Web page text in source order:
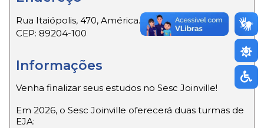
Rua Itaiópolis, 470, América.
CEP: 89204-100
Informações
Venha finalizar seus estudos no Sesc Joinville!
Em 2026, o Sesc Joinville oferecerá duas turmas de
EJA: